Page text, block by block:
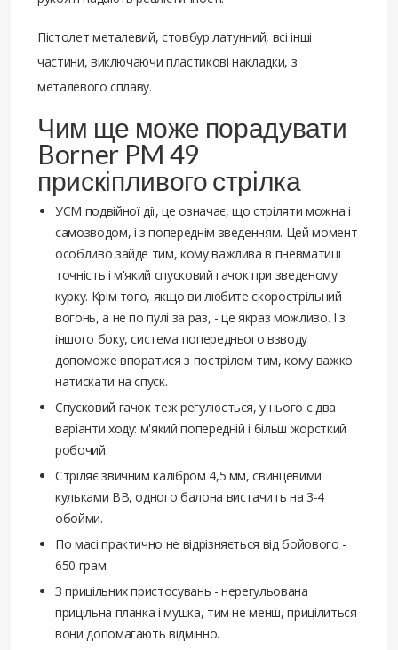
Пістолет металевий, стовбур латунний, всі інші
частини, виключаючи пластикові накладки, з
металевого сплаву.
Чим ще може порадувати
Borner PM 49
прискіпливого стрілка
УСМ подвійної дії, це означає, що стріляти можна і
самозводом, і з попереднім зведенням. Цей момент
особливо зайде тим, кому важлива в пневматиці
точність і м'який спусковий гачок при зведеному
курку. Крім того, якщо ви любите скорострільний
вогонь, а не по пулі за раз, - це якраз можливо. І з
іншого боку, система попереднього взводу
допоможе впоратися з пострілом тим, кому важко
натискати на спуск.
Спусковий гачок теж регулюється, у нього є два
варіанти ходу: м'який попередній і більш жорсткий
робочий.
Стріляє звичним калібром 4,5 мм, свинцевими
кульками ВВ, одного балона вистачить на 3-4
обойми.
По масі практично не відрізняється від бойового -
650 грам.
З прицільних пристосувань - нерегульована
прицільна планка і мушка, тим не менш, прицілиться
вони допомагають відмінно.